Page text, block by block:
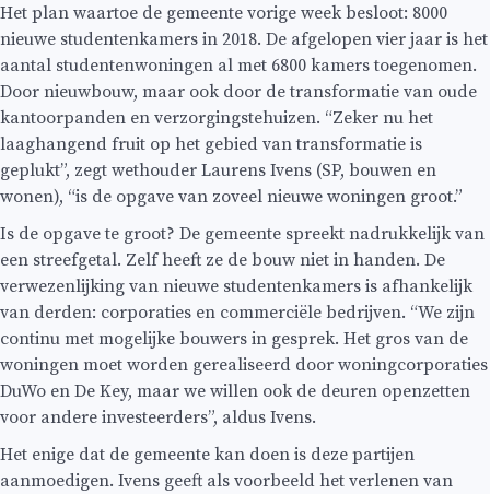
Het plan waartoe de gemeente vorige week besloot: 8000
nieuwe studentenkamers in 2018. De afgelopen vier jaar is het
aantal studentenwoningen al met 6800 kamers toegenomen.
Door nieuwbouw, maar ook door de transformatie van oude
kantoorpanden en verzorgingstehuizen. “Zeker nu het
laaghangend fruit op het gebied van transformatie is
geplukt”, zegt wethouder Laurens Ivens (SP, bouwen en
wonen), “is de opgave van zoveel nieuwe woningen groot.”
Is de opgave te groot? De gemeente spreekt nadrukkelijk van
een streefgetal. Zelf heeft ze de bouw niet in handen. De
verwezenlijking van nieuwe studentenkamers is afhankelijk
van derden: corporaties en commerciële bedrijven. “We zijn
continu met mogelijke bouwers in gesprek. Het gros van de
woningen moet worden gerealiseerd door woningcorporaties
DuWo en De Key, maar we willen ook de deuren openzetten
voor andere investeerders”, aldus Ivens.
Het enige dat de gemeente kan doen is deze partijen
aanmoedigen. Ivens geeft als voorbeeld het verlenen van